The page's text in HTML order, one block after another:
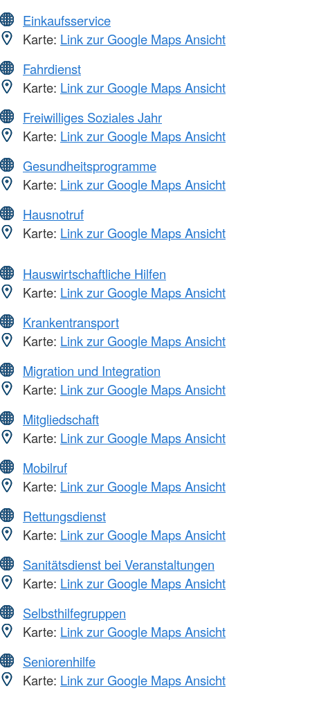
Einkaufsservice
Karte: Link zur Google Maps Ansicht
Fahrdienst
Karte: Link zur Google Maps Ansicht
Freiwilliges Soziales Jahr
Karte: Link zur Google Maps Ansicht
Gesundheitsprogramme
Karte: Link zur Google Maps Ansicht
Hausnotruf
Karte: Link zur Google Maps Ansicht
Hauswirtschaftliche Hilfen
Karte: Link zur Google Maps Ansicht
Krankentransport
Karte: Link zur Google Maps Ansicht
Migration und Integration
Karte: Link zur Google Maps Ansicht
Mitgliedschaft
Karte: Link zur Google Maps Ansicht
Mobilruf
Karte: Link zur Google Maps Ansicht
Rettungsdienst
Karte: Link zur Google Maps Ansicht
Sanitätsdienst bei Veranstaltungen
Karte: Link zur Google Maps Ansicht
Selbsthilfegruppen
Karte: Link zur Google Maps Ansicht
Seniorenhilfe
Karte: Link zur Google Maps Ansicht